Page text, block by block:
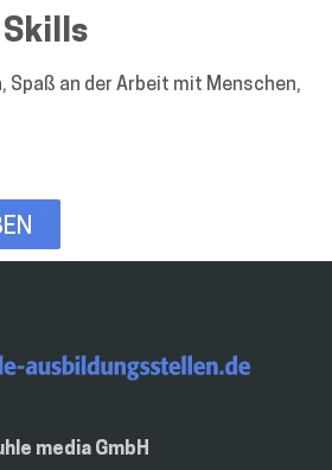
Spaß an der Arbeit mit Menschen,
media GmbH